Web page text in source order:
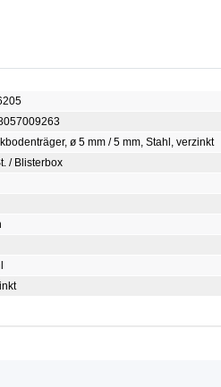
ø 5 mm / 5 mm, Stahl, verzinkt
/ Blisterbox